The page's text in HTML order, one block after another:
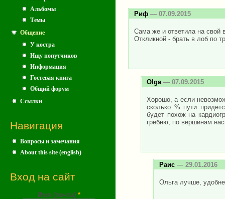
Альбомы
Темы
Общение
У костра
Ищу попутчиков
Информация
Гостевая книга
Общий форум
Ссылки
Навигация
Вопросы и замечания
About this site (english)
Вход на сайт
Имя (почта) *
Риф — 07.09.2015
Сама же и ответила на свой
Откликной - брать в лоб по
Olga — 07.09.2015
Хорошо, а если
сколько % пути
будет похож на
гребню, по вершинам
Раис — 29.01.2016
Ольга лучше,